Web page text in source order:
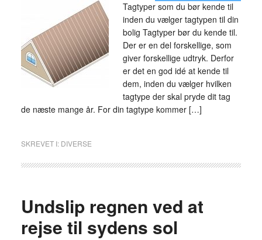
Tagtyper som du bør kende til
inden du vælger tagtypen til din
bolig Tagtyper bør du kende til.
Der er en del forskellige, som
giver forskellige udtryk. Derfor
er det en god idé at kende til
dem, inden du vælger hvilken
tagtype der skal pryde dit tag
de næste mange år. For din tagtype kommer […]
SKREVET I: DIVERSE
Undslip regnen ved at
rejse til sydens sol